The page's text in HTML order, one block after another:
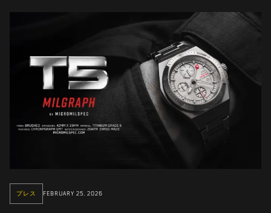
プレス FEBRUARY 25, 2026